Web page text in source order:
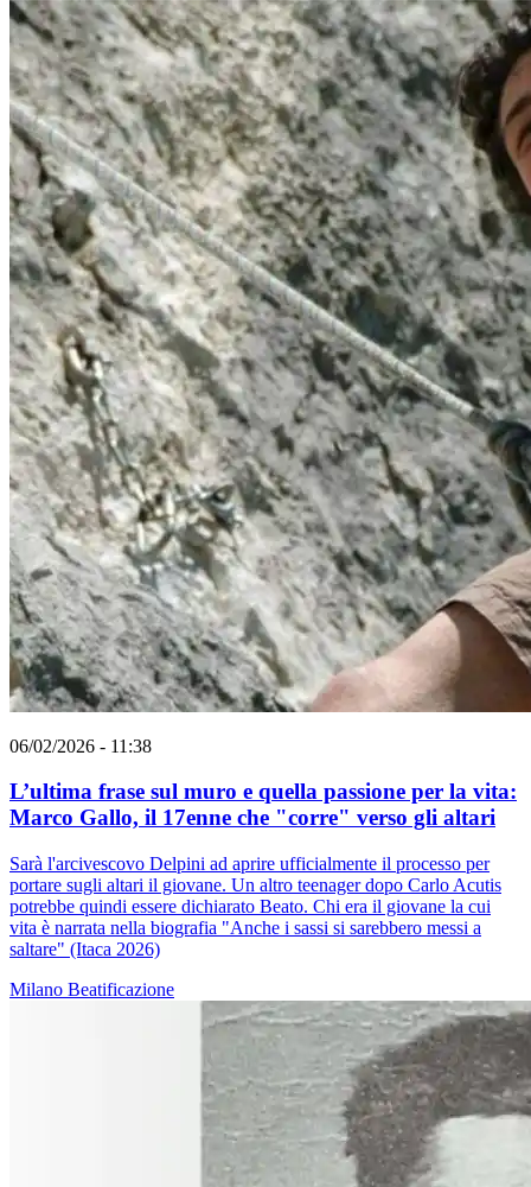
06/02/2026 - 11:38
L’ultima frase sul muro e quella passione per la vita:
Marco Gallo, il 17enne che "corre" verso gli altari
Sarà l'arcivescovo Delpini ad aprire ufficialmente il processo per
portare sugli altari il giovane. Un altro teenager dopo Carlo Acutis
potrebbe quindi essere dichiarato Beato. Chi era il giovane la cui
vita è narrata nella biografia "Anche i sassi si sarebbero messi a
saltare" (Itaca 2026)
Milano Beatificazione